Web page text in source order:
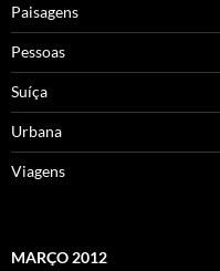
Paisagens
Pessoas
Suíça
Urbana
Viagens
MARÇO 2012